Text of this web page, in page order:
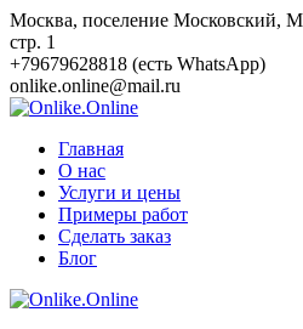
Перейти
к
контенту
Москва, поселение Московский,
стр. 1
+79679628818 (есть WhatsApp)
onlike.online@mail.ru
Главная
О нас
Услуги и цены
Примеры работ
Сделать заказ
Блог